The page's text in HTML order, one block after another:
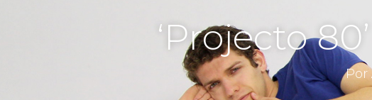
‘Projecto
Por